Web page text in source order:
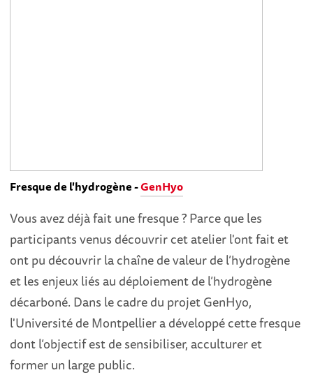
Fresque de l'hydrogène -GenHyo
Vous avez déjà fait une fresque ? Parce que les
participants venus découvrir cet atelier l'ont fait et
ont pu découvrir la chaîne de valeur de l’hydrogène
et les enjeux liés au déploiement de l’hydrogène
décarboné. Dans le cadre du projet GenHyo,
l'Université de Montpellier a développé cette fresque
dont l’objectif est de sensibiliser, acculturer et
former un large public.